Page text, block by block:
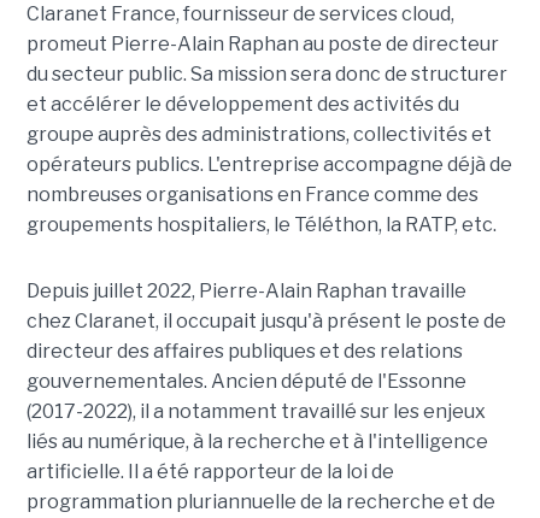
Claranet France, fournisseur de services cloud,
promeut Pierre-Alain Raphan au poste de directeur
du secteur public. Sa mission sera donc de structurer
et accélérer le développement des activités du
groupe auprès des administrations, collectivités et
opérateurs publics. L'entreprise accompagne déjà de
nombreuses organisations en France comme des
groupements hospitaliers, le Téléthon, la RATP, etc.
Depuis juillet 2022, Pierre-Alain Raphan travaille
chez Claranet, il occupait jusqu'à présent le poste de
directeur des affaires publiques et des relations
gouvernementales. Ancien député de l'Essonne
(2017-2022), il a notamment travaillé sur les enjeux
liés au numérique, à la recherche et à l'intelligence
artificielle. Il a été rapporteur de la loi de
programmation pluriannuelle de la recherche et de